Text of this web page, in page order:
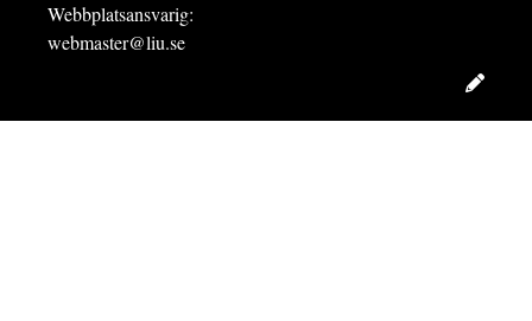
Webbplatsansvarig:
webmaster@liu.se